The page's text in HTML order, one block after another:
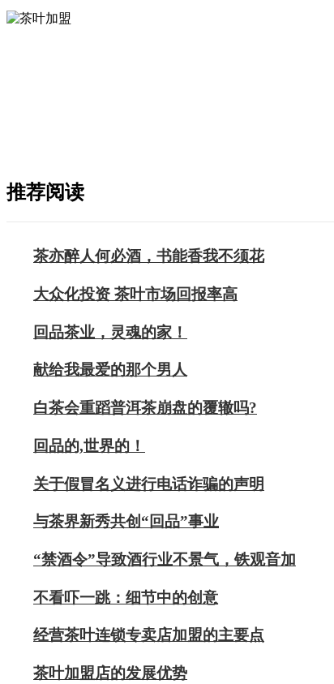
推荐阅读
茶亦醉人何必酒，书能香我不须花
大众化投资 茶叶市场回报率高
回品茶业，灵魂的家！
献给我最爱的那个男人
白茶会重蹈普洱茶崩盘的覆辙吗?
回品的,世界的！
关于假冒名义进行电话诈骗的声明
与茶界新秀共创“回品”事业
“禁酒令”导致酒行业不景气，铁观音加
不看吓一跳：细节中的创意
经营茶叶连锁专卖店加盟的主要点
茶叶加盟店的发展优势